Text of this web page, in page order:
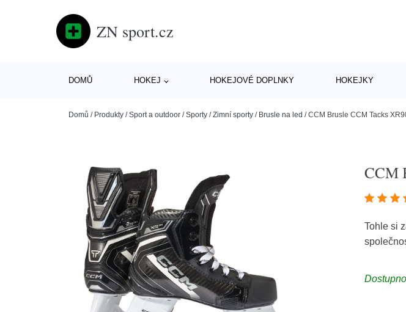
ZN sport.cz
DOMŮ HOKEJ HOKEJOVÉ DOPLNKY HOKEJKY
Domů / Produkty /Sport a outdoor /Sporty /Zimní sporty / Brusle na led /CCM Brusle CCM Tacks
CCM
Tohle si